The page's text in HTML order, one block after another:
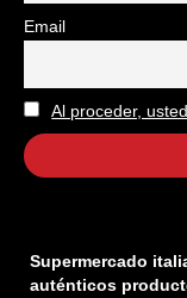
Email
Al proceder,
Supermercado
auténticos